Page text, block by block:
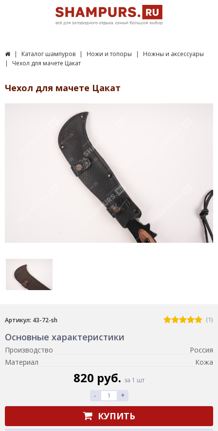
Каталог шампуров Ножи и топоры
Ножны и аксессуары
Чехол для мачете Цакат
Чехол для мачете Цакат
Артикул: 43-72-sh (1)
Основные характеристики
Производство
Россия
Материал
Кожа
820 руб. за 1 шт
- +
КУПИТЬ